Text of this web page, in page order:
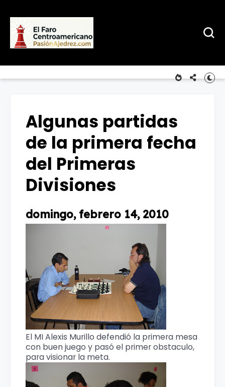
Algunas partidas
de la primera fecha
del Primeras
Divisiones
domingo, febrero 14, 2010
El MI Alexis Murillo defendió la primera mesa
con buen juego y pasó el primer obstaculo,
para visionar la meta.